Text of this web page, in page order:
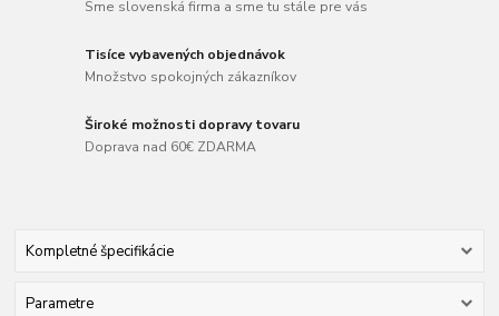
Sme slovenská firma a sme tu stále pre vás
Tisíce vybavených objednávok
Množstvo spokojných zákazníkov
Široké možnosti dopravy tovaru
Doprava nad 60€ ZDARMA
Kompletné špecifikácie
Parametre